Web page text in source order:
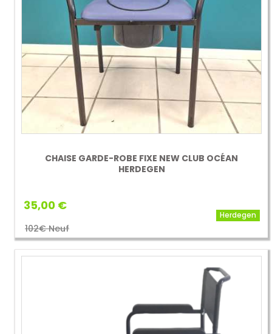
CHAISE GARDE-ROBE FIXE NEW CLUB OCÉAN
HERDEGEN
35,00 €
102€ Neuf
Herdegen